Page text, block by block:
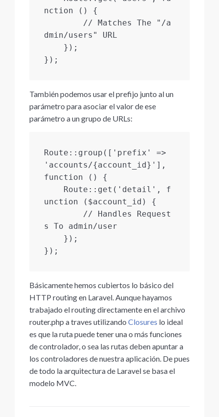
nction () {
dmin/users" URL
});
También podemos usar el prefijo junto al un
parámetro para asociar el valor de ese
parámetro a un grupo de URLs:
Route::group(['prefix' =>
'accounts/{account_id}'],
function () {
unction ($account_id) {
s To admin/user
Básicamente hemos cubiertos lo básico del
HTTP routing en Laravel. Aunque hayamos
trabajado el routing directamente en el archivo
router.php a traves utilizando Closures lo ideal
es que la ruta puede tener una o más funciones
de controlador, o sea las rutas deben apuntar a
los controladores de nuestra aplicación. De pues
de todo la arquitectura de Laravel se basa el
modelo MVC.